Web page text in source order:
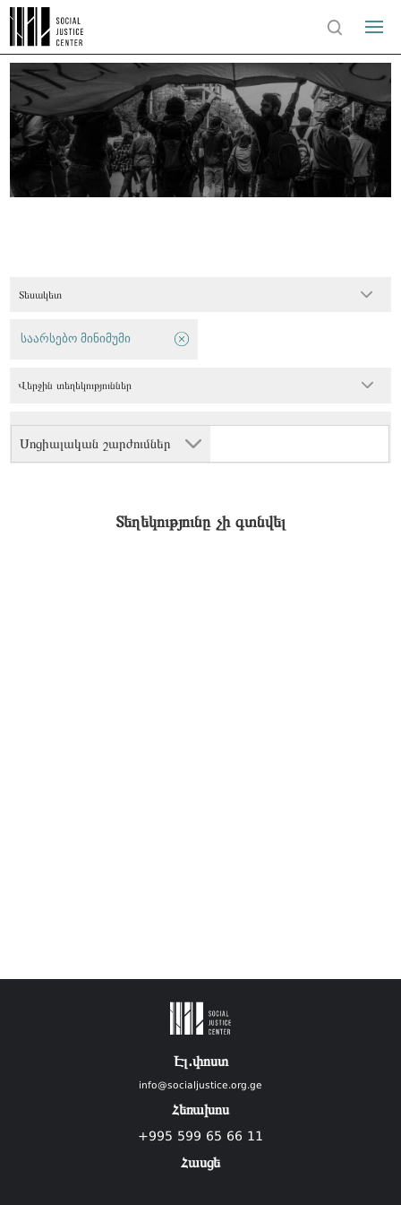
Տեսակետ
Սոցիալական շարժումներ
საარსებო მინიმუმი
Վերջին տեղեկություններ
Տեղեկությունը չի գտնվել
Էլ.փոստ
info@socialjustice.org.ge
Հեռախոս
+995 599 65 66 11
Հասցե